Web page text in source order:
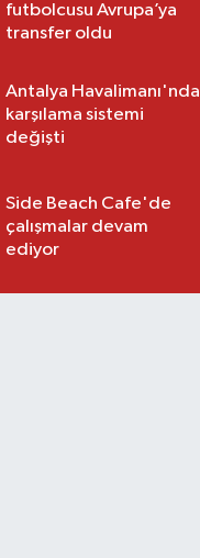
futbolcusu Avrupa’ya
transfer oldu
Antalya Havalimanı'nda
karşılama sistemi
değişti
Side Beach Cafe'de
çalışmalar devam
ediyor